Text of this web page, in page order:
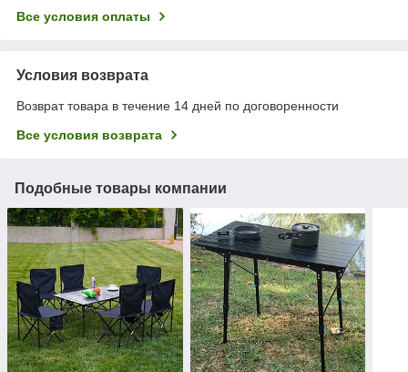
Все условия оплаты
Условия возврата
Возврат товара в течение 14 дней по договоренности
Все условия возврата
Подобные товары компании